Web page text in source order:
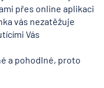
přes online aplikaci
vás nezatěžuje
Vás
a pohodlné, proto